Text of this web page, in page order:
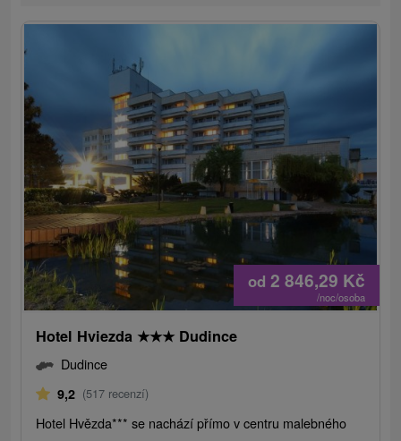
od 2 846,29 Kč
/noc/osoba
Hotel Hviezda ★★★ Dudince
Dudince
9,2 (517 recenzí)
Hotel Hvězda*** se nachází přímo v centru malebného